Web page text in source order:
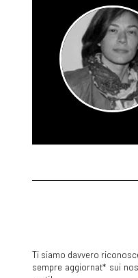
Ti siamo davvero
sempre aggiornat* sui